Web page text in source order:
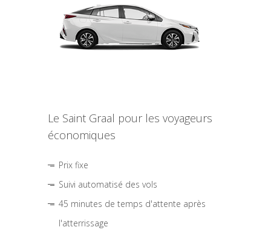
Le Saint Graal pour les voyageurs
économiques
Prix fixe
Suivi automatisé des vols
45 minutes de temps d'attente après
l'atterrissage